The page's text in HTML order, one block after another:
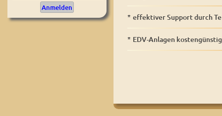
* effektiver Support durch
* EDV-Anlagen